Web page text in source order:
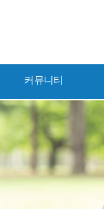
커뮤니티